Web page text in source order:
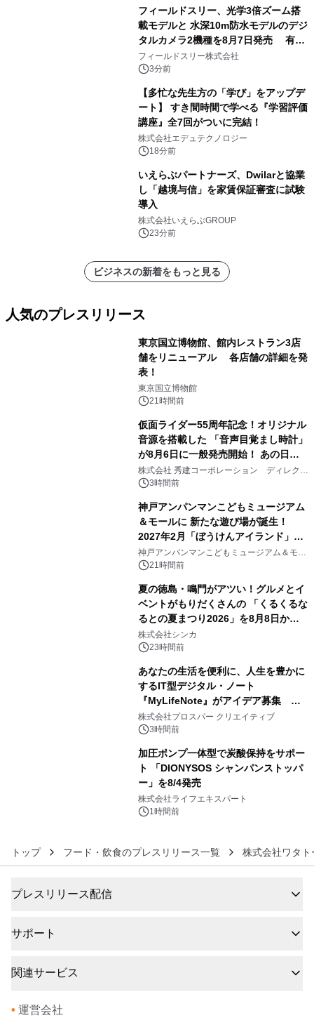
フィールドスリー、光学3倍ズーム搭
載モデルと 水深10m防水モデルのデジ
タルカメラ2機種を8月7日発売 有効
約1300万画素、用途別に選べるコンデ
ジ新登場
フィールドスリー株式会社
3分前
【多忙な先生方の「学び」をアップデ
ート】 すき間時間で学べる『学習評価
講座』全7回がついに完結！
株式会社エデュテクノロジー
18分前
いえらぶパートナーズ、Dwilarと協業
し「越境与信」を家賃保証審査に試験
導入
株式会社いえらぶGROUP
23分前
ビジネスの新着をもっと見る
人気のプレスリリース
東京国立博物館、館内レストラン3店
舗をリニューアル 各店舗の詳細を発
表！
東京国立博物館
21時間前
仮面ライダー55周年記念！オリジナル
音源を搭載した 「音声目覚まし時計」
が8月6日に一般発売開始！ あの日の
大興奮が今甦る
株式会社 秀建コーポレーション ディレクト
アートギャラリー
3時間前
神戸アンパンマンこどもミュージアム
＆モールに 新たな遊び場が誕生！
2027年2月「ぼうけんアイランド」が
オープン
神戸アンパンマンこどもミュージアム＆モー
ル 21時間前
夏の徳島・鳴門がアツい！グルメとイ
ベントがもりだくさんの 「くるくるな
るとの夏まつり2026」を8月8日から9
日間開催 ～夏限定メニューや大抽選
会、大学芋スティックの振る舞いも～
株式会社シンカ
23時間前
あなたの生活を便利に、人生を豊かに
するIT型デジタル・ノート
『MyLifeNote』がアイデア募集 優
秀賞100名に1年間無償試用
株式会社プロスパー クリエイティブ
3時間前
加圧ポンプ一体型で炭酸保持をサポー
ト 「DIONYSOS シャンパンストッパ
ー」を8/4発売
株式会社ライフエキスパート
1時間前
トップ フード・飲食のプレスリリース一覧 株式会社ワタト
プレスリリース配信
サポート
関連サービス
• 運営会社